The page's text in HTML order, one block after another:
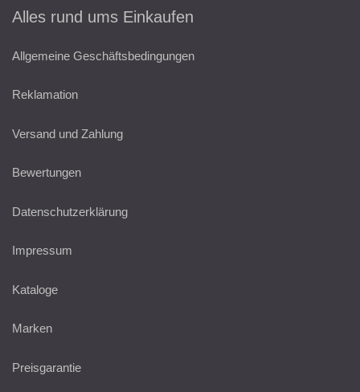
Alles rund ums Einkaufen
Allgemeine Geschäftsbedingungen
Reklamation
Versand und Zahlung
Bewertungen
Datenschutzerklärung
Impressum
Kataloge
Marken
Preisgarantie